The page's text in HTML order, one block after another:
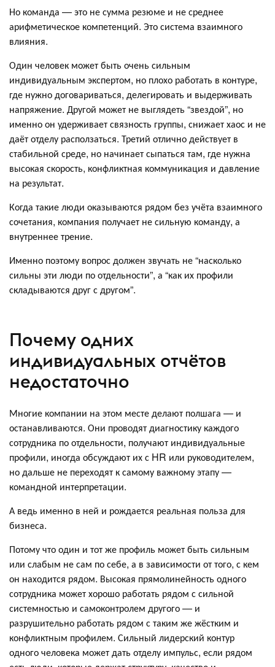
Но команда — это не сумма резюме и не среднее
арифметическое компетенций. Это система взаимного
влияния.
Один человек может быть очень сильным
индивидуальным экспертом, но плохо работать в контуре,
где нужно договариваться, делегировать и выдерживать
напряжение. Другой может не выглядеть “звездой”, но
именно он удерживает связность группы, снижает хаос и не
даёт отделу расползаться. Третий отлично действует в
стабильной среде, но начинает сыпаться там, где нужна
высокая скорость, конфликтная коммуникация и давление
на результат.
Когда такие люди оказываются рядом без учёта взаимного
сочетания, компания получает не сильную команду, а
внутреннее трение.
Именно поэтому вопрос должен звучать не “насколько
сильны эти люди по отдельности”, а “как их профили
складываются друг с другом”.
Почему одних
индивидуальных отчётов
недостаточно
Многие компании на этом месте делают полшага — и
останавливаются. Они проводят диагностику каждого
сотрудника по отдельности, получают индивидуальные
профили, иногда обсуждают их с HR или руководителем,
но дальше не переходят к самому важному этапу —
командной интерпретации.
А ведь именно в ней и рождается реальная польза для
бизнеса.
Потому что один и тот же профиль может быть сильным
или слабым не сам по себе, а в зависимости от того, с кем
он находится рядом. Высокая прямолинейность одного
сотрудника может хорошо работать рядом с сильной
системностью и самоконтролем другого — и
разрушительно работать рядом с таким же жёстким и
конфликтным профилем. Сильный лидерский контур
одного человека может дать отделу импульс, если рядом